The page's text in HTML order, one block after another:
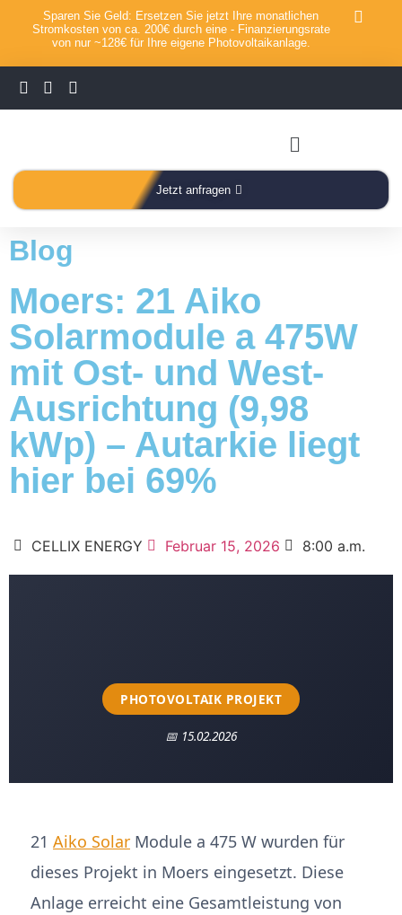
Sparen Sie Geld: Ersetzen Sie jetzt Ihre monatlichen
Stromkosten von ca. 200€ durch eine - Finanzierungsrate
von nur ~128€ für Ihre eigene Photovoltaikanlage.
Jetzt anfragen
Blog
Moers: 21 Aiko
Solarmodule a 475W
mit Ost- und West-
Ausrichtung (9,98
kWp) – Autarkie liegt
hier bei 69%
CELLIX ENERGY Februar 15, 2026 8:00 a.m.
PHOTOVOLTAIK PROJEKT
📅 15.02.2026
21 Aiko Solar Module a 475 W wurden für
dieses Projekt in Moers eingesetzt. Diese
Anlage erreicht eine Gesamtleistung von